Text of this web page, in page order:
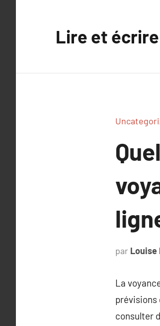
Lire et
par Louise
La
prévisions
consulter